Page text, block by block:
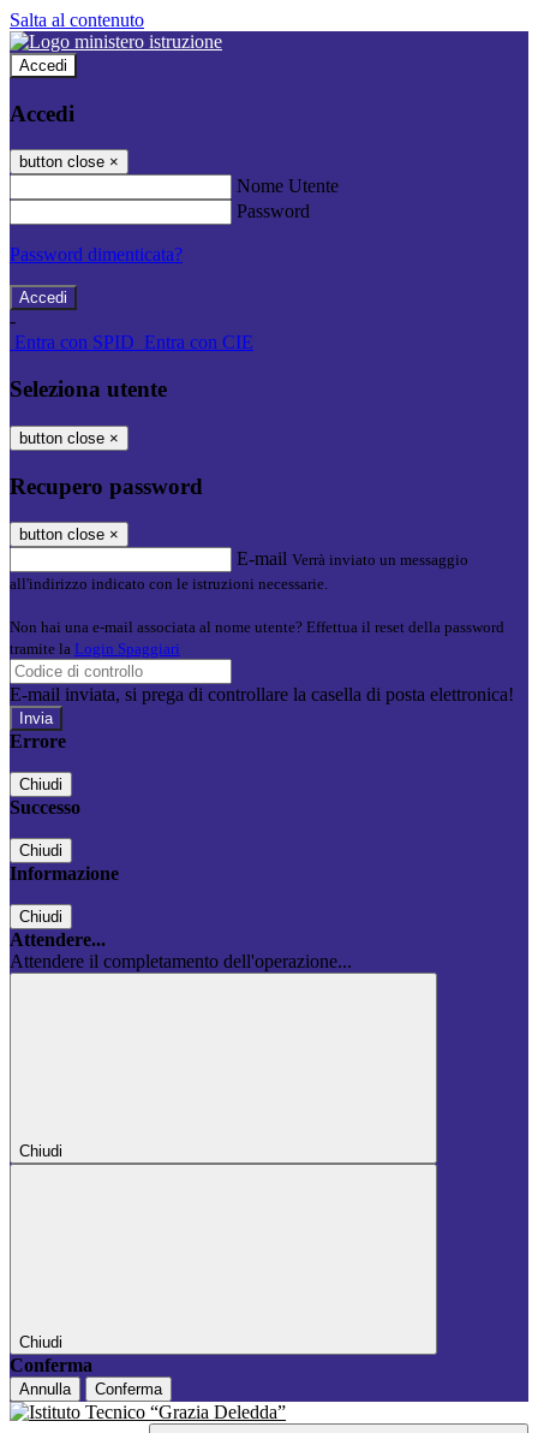
Salta al contenuto
Accedi
Accedi
button close ×
Nome Utente
Password
Password dimenticata?
-
Entra con SPID Entra con CIE
Seleziona utente
button close ×
Recupero password
button close ×
E-mail Verrà inviato un messaggio
all'indirizzo indicato con le istruzioni necessarie.
Non hai una e-mail associata al nome utente? Effettua il reset della password
tramite la Login Spaggiari
E-mail inviata, si prega di controllare la casella di posta elettronica!
Errore
Chiudi
Successo
Chiudi
Informazione
Chiudi
Attendere...
Attendere il completamento dell'operazione...
Chiudi
Chiudi
Conferma
Annulla Conferma